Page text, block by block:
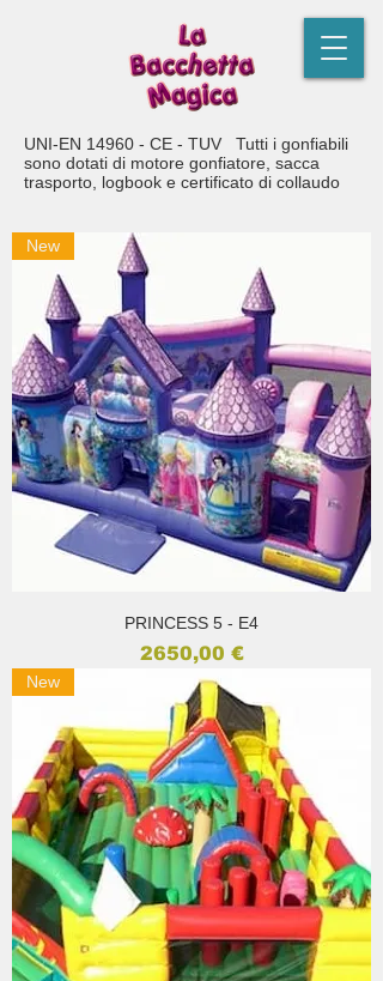
UNI-EN 14960 - CE - TUV Tutti i gonfiabili
sono dotati di motore gonfiatore, sacca
trasporto, logbook e certificato di collaudo
New
PRINCESS 5 - E4
Prezzo
2650,00 €
New